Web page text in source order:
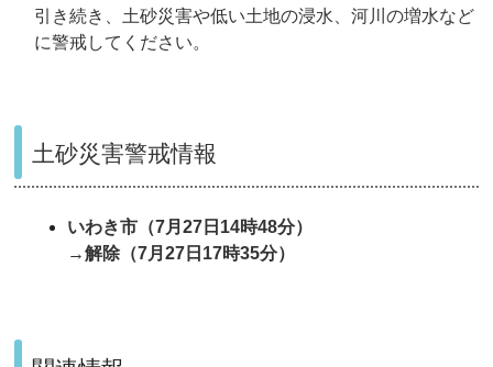
引き続き、土砂災害や低い土地の浸水、河川の増水など
に警戒してください。
土砂災害警戒情報
いわき市（7月27日14時48分）
→解除（7月27日17時35分）